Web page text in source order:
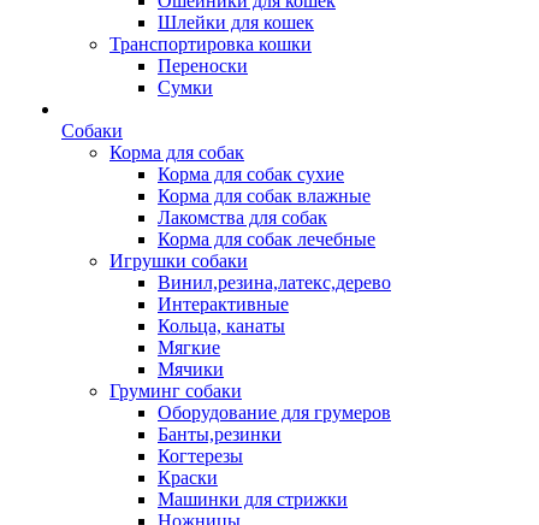
Шлейки для кошек
Транспортировка кошки
Переноски
Сумки
Собаки
Корма для собак
Корма для собак сухие
Корма для собак влажные
Лакомства для собак
Корма для собак лечебные
Игрушки собаки
Винил,резина,латекс,дерево
Интерактивные
Кольца, канаты
Мягкие
Мячики
Груминг собаки
Оборудование для грумеров
Банты,резинки
Когтерезы
Краски
Машинки для стрижки
Ножницы